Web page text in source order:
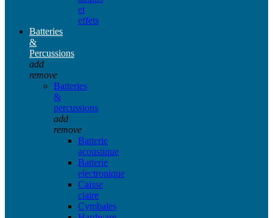
et
effets
Batteries
&
Percussions
add
remove
Batteries
&
percussions
add
remove
Batterie
acoustique
Batterie
electronique
Caisse
claire
Cymbales